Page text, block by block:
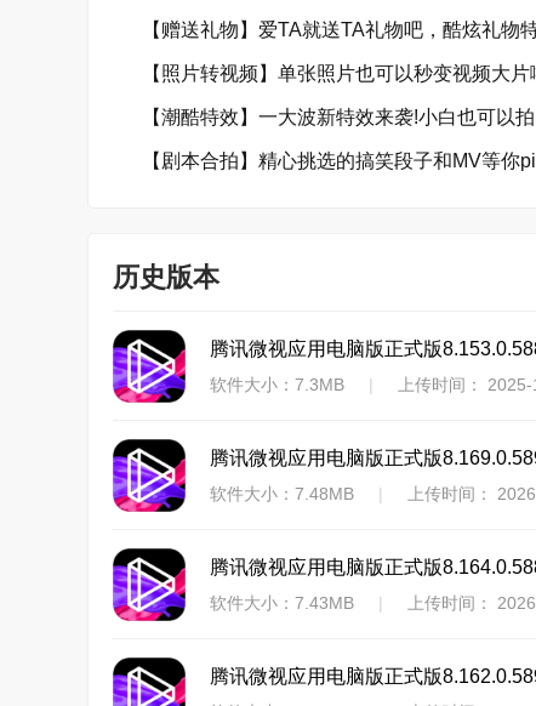
【赠送礼物】爱TA就送TA礼物吧，酷炫礼物
【照片转视频】单张照片也可以秒变视频大片
【潮酷特效】一大波新特效来袭!小白也可以拍
【剧本合拍】精心挑选的搞笑段子和MV等你
历史版本
腾讯微视应用电脑版正式版
软件大小：7.3MB | 上传时间：
腾讯微视应用电脑版正式版
软件大小：7.48MB | 上传时间：
腾讯微视应用电脑版正式版
软件大小：7.43MB | 上传时间：
腾讯微视应用电脑版正式版